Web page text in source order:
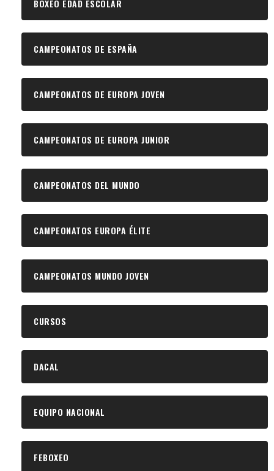
BOXEO EDAD ESCOLAR
CAMPEONATOS DE ESPAÑA
CAMPEONATOS DE EUROPA JOVEN
CAMPEONATOS DE EUROPA JUNIOR
CAMPEONATOS DEL MUNDO
CAMPEONATOS EUROPA ÉLITE
CAMPEONATOS MUNDO JOVEN
CURSOS
DACAL
EQUIPO NACIONAL
FEBOXEO